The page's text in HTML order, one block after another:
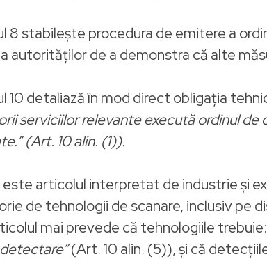
8 stabilește procedura de emitere a
autorităților de a demonstra că alte
10 detaliază în mod direct obligația
serviciilor relevante execută ordinul
(Art. 10 alin. (1)).
articolul interpretat de industrie și
de tehnologii de scanare, inclusiv pe
mai prevede că tehnologiile trebuie:
(Art. 10 alin. (5)), și că